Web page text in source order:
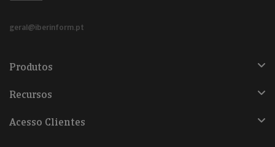
geral@iberinform.pt
Produtos
Recursos
Acesso Clientes